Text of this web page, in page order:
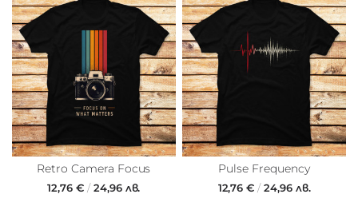
Retro Camera Focus
12,76 € /24,96 лв.
Pulse Frequency
12,76 €/24,96 лв.